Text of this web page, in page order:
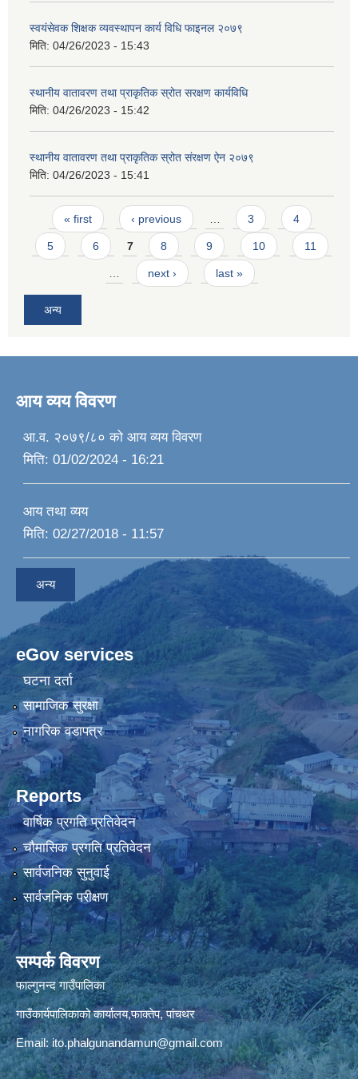
स्वयंसेवक शिक्षक व्यवस्थापन कार्य विधि फाइनल २०७९
मिति: 04/26/2023 - 15:43
स्थानीय वातावरण तथा प्राकृतिक स्रोत सरक्षण कार्यविधि
मिति: 04/26/2023 - 15:42
स्थानीय वातावरण तथा प्राकृतिक स्रोत संरक्षण ऐन २०७९
मिति: 04/26/2023 - 15:41
Pages
« first ‹ previous 3 4
5 6 7 8 9 10 11
next › last »
अन्य
आय व्यय विवरण
आ.व. २०७९/८० को आय व्यय विवरण
मिति: 01/02/2024 - 16:21
आय तथा व्यय
मिति: 02/27/2018 - 11:57
अन्य
eGov services
घटना दर्ता
सामाजिक सुरक्षा
नागरिक वडापत्र
Reports
वार्षिक प्रगति प्रतिवेदन
चौमासिक प्रगति प्रतिवेदन
सार्वजनिक सुनुवाई
सार्वजनिक परीक्षण
सम्पर्क विवरण
फाल्गुनन्द गाउँपालिका
गाउँकार्यपालिकाको कार्यालय,फाक्तेप, पांचथर
Email: ito.phalgunandamun@gmail.com